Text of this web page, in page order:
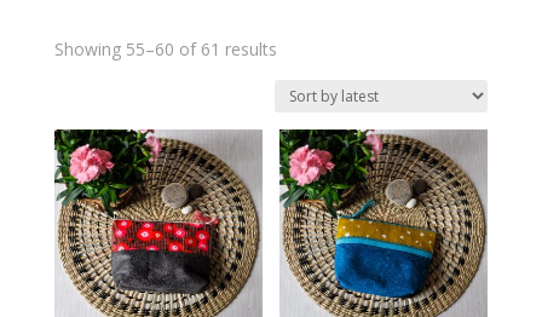
Showing 55–60 of 61 results